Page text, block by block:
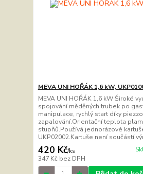
MEVA UNI HOŘÁK 1,6 kW,
MEVA UNI HOŘÁK 1,6 kW Široké
spojování měděných trubek po
manipulace, rychlý start díky piezzo
zapalování.Orientační teplota
stupňů.Používá jednorázové
UKP02002.Kartuše není součástí
420 Kč/ks
347 Kč bez DPH